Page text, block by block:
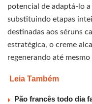
potencial de adaptá-lo
substituindo etapas
destinadas aos séruns
estratégica, o creme
regenerando até
Leia Também
Pão francês todo dia